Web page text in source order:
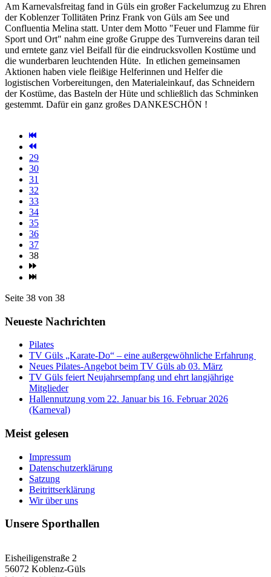
Am Karnevalsfreitag fand in Güls ein großer Fackelumzug zu Ehren
der Koblenzer Tollitäten Prinz Frank von Güls am See und
Confluentia Melina statt. Unter dem Motto "Feuer und Flamme für
Sport und Ort" nahm eine große Gruppe des Turnvereins daran teil
und erntete ganz viel Beifall für die eindrucksvollen Kostüme und
die wunderbaren leuchtenden Hüte. In etlichen gemeinsamen
Aktionen haben viele fleißige Helferinnen und Helfer die
logistischen Vorbereitungen, den Materialeinkauf, das Schneidern
der Kostüme, das Basteln der Hüte und schließlich das Schminken
gestemmt. Dafür ein ganz großes DANKESCHÖN !
29
30
31
32
33
34
35
36
37
38
Seite 38 von 38
Neueste Nachrichten
Pilates
TV Güls „Karate-Do“ – eine außergewöhnliche Erfahrung
Neues Pilates-Angebot beim TV Güls ab 03. März
TV Güls feiert Neujahrsempfang und ehrt langjährige
Mitglieder
Hallennutzung vom 22. Januar bis 16. Februar 2026
(Karneval)
Meist gelesen
Impressum
Datenschutzerklärung
Satzung
Beitrittserklärung
Wir über uns
Unsere Sporthallen
Eisheiligenstraße 2
56072 Koblenz-Güls